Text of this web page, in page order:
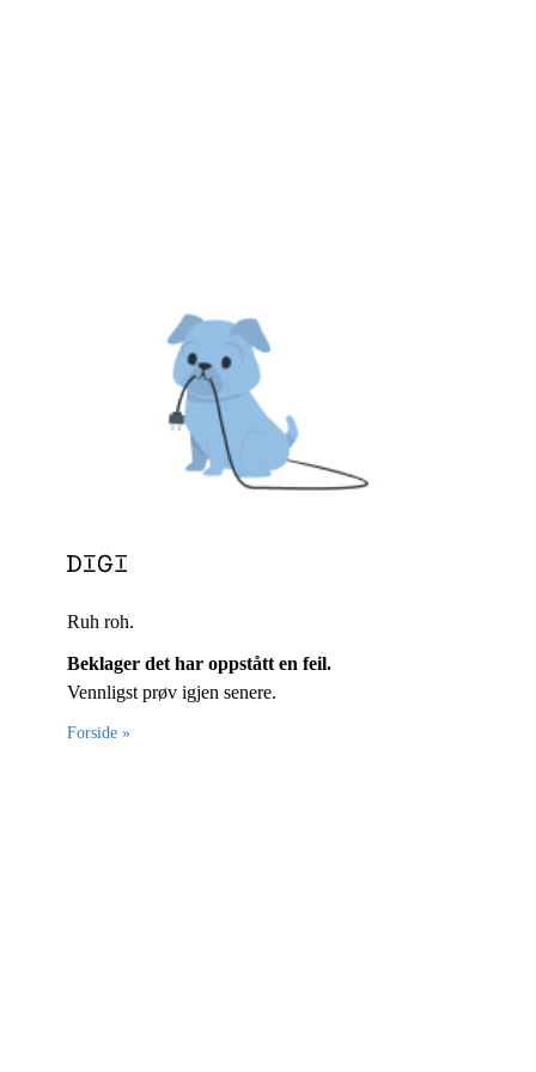
Ruh roh.
Beklager det har oppstått en feil.
Vennligst prøv igjen senere.
Forside »